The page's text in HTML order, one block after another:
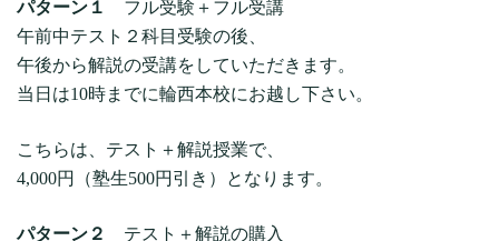
パターン１
フル受験＋フル受講
午前中テスト２科目受験の後、
午後から解説の受講をしていただきます。
当日は10時までに輪西本校にお越し下さい。
こちらは、テスト＋解説授業で、
4,000円（塾生500円引き）となります。
パターン２
テスト＋解説の購入